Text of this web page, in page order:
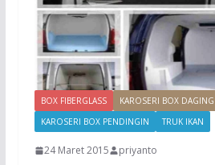
BOX FIBERGLASS
KAROSERI BOX DAGING
KAROSERI BOX PENDINGIN
TRUK IKAN
24 Maret 2015 priyanto